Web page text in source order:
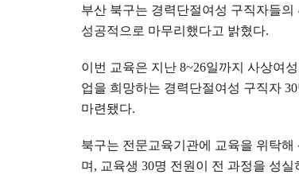
부산 북구는 경력단절여성 구직자들
성공적으로 마무리했다고 밝혔다.
이번 교육은 지난 8~26일까지 사상여
업을 희망하는 경력단절여성 구직자 30
마련됐다.
북구는 전문교육기관에 교육을 위탁해
며 , 교육생 30명 전원이 전 과정을 성